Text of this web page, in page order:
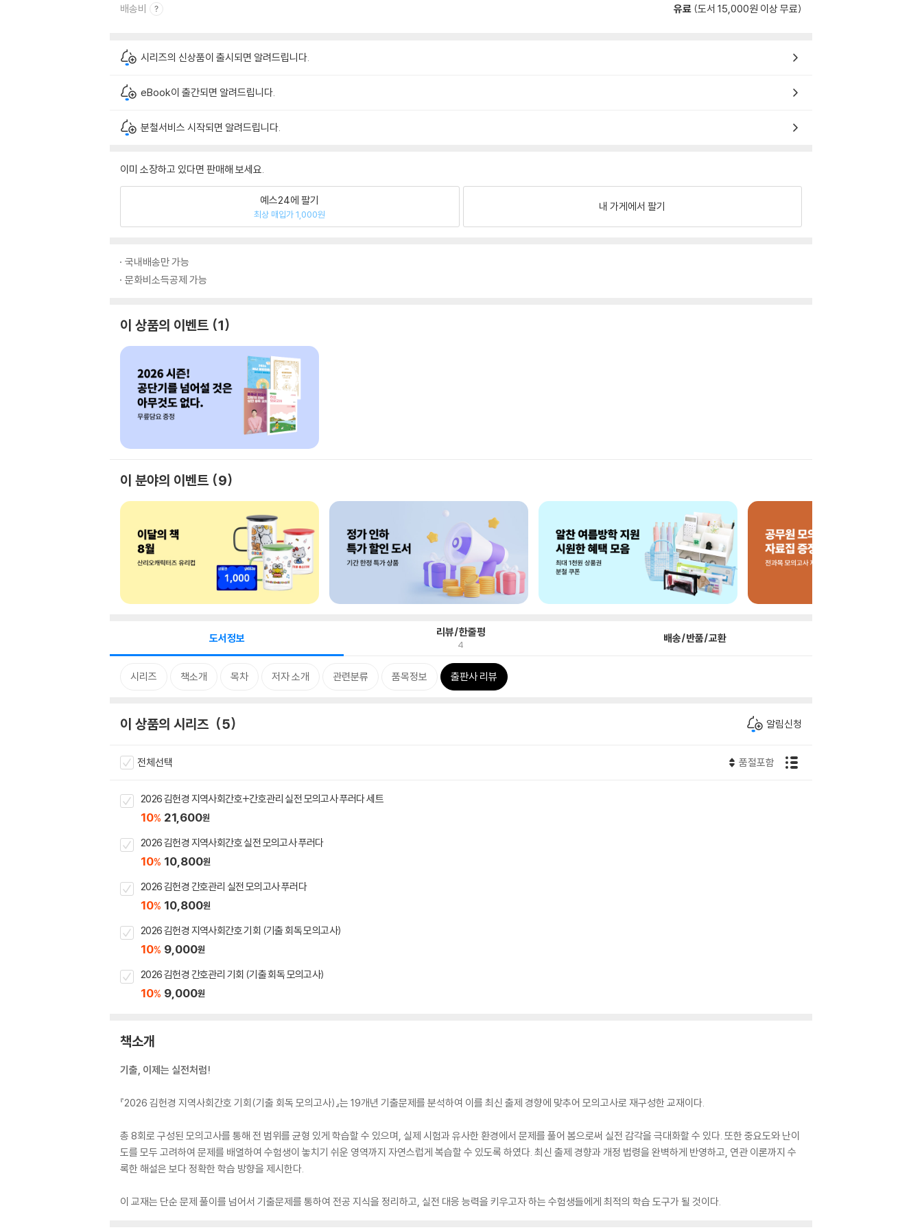
배송비 유료 (도서 15,000원 이상 무료)
시리즈의 신상품이 출시되면 알려드립니다.
eBook이 출간되면 알려드립니다.
분철서비스 시작되면 알려드립니다.
이미 소장하고 있다면 판매해 보세요.
예스24에 팔기
최상 매입가 1,000원
내 가게에서 팔기
국내배송만 가능
문화비소득공제 가능
이 상품의 이벤트 1
이 분야의 이벤트 9
도서정보 리뷰/한줄평
4 배송/반품/교환
시리즈 책소개 목차 저자 소개 관련분류 품목정보 출판사 리뷰
이 상품의 시리즈 5 알림신청
전체선택 품절포함
2026 김헌경 지역사회간호+간호관리 실전 모의고사 푸러다 세트
10% 21,600원
2026 김헌경 지역사회간호 실전 모의고사 푸러다
10% 10,800원
2026 김헌경 간호관리 실전 모의고사 푸러다
10% 10,800원
2026 김헌경 지역사회간호 기회 (기출 회독 모의고사)
10% 9,000원
2026 김헌경 간호관리 기회 (기출 회독 모의고사)
10% 9,000원
책소개
기출, 이제는 실전처럼!
『2026 김헌경 지역사회간호 기회(기출 회독 모의고사)』는 19개년 기출문제를 분석하여 이를 최신 출제 경향에 맞추어 모의고사로 재구성한 교재이다.
총 8회로 구성된 모의고사를 통해 전 범위를 균형 있게 학습할 수 있으며, 실제 시험과 유사한 환경에서 문제를 풀어 봄으로써 실전 감각을 극대화할 수 있다. 또한 중요도와 난이
도를 모두 고려하여 문제를 배열하여 수험생이 놓치기 쉬운 영역까지 자연스럽게 복습할 수 있도록 하였다. 최신 출제 경향과 개정 법령을 완벽하게 반영하고, 연관 이론까지 수
록한 해설은 보다 정확한 학습 방향을 제시한다.
이 교재는 단순 문제 풀이를 넘어서 기출문제를 통하여 전공 지식을 정리하고, 실전 대응 능력을 키우고자 하는 수험생들에게 최적의 학습 도구가 될 것이다.